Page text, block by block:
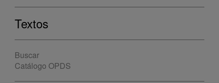
Textos
Buscar
Catálogo OPDS